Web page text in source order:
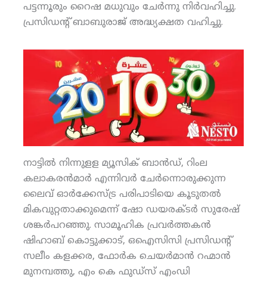
പട്ടന്നൂരും റൈഷ മധുവും ചേര്‍ന്നു നിര്‍വഹിച്ചു.
പ്രസിഡന്റ് ബാബുരാജ് അദ്ധ്യക്ഷത വഹിച്ചു.
നാട്ടില്‍ നിന്നുളള മ്യൂസിക് ബാന്‍ഡ്, റിംല
കലാകരന്‍മാര്‍ എന്നിവര്‍ ചേര്‍ന്നൊരുക്കുന്ന
ലൈവ് ഓര്‍ക്കേസ്ട്ര പരിപാടിയെ കൂടുതല്‍
മികവുറ്റതാക്കുമെന്ന് ഷോ ഡയരക്ടര്‍ സുരേഷ്
ശങ്കര്‍പറഞ്ഞു. സാമൂഹിക പ്രവര്‍ത്തകന്‍
ഷിഹാബ് കൊട്ടുക്കാട്, ഒഐസിസി പ്രസിഡന്റ്
സലീം കളക്കര, ഫോര്‍ക ചെയര്‍മാന്‍ റഹ്മാന്‍
മുനമ്പത്തു, എം കെ ഫുഡ്‌സ് എംഡി